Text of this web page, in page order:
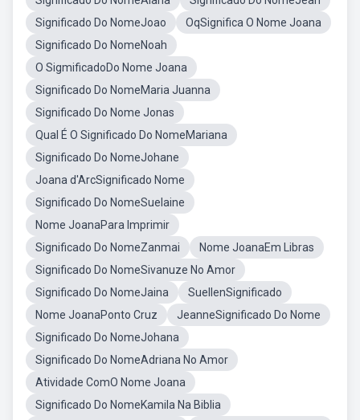
Significado Do NomeJoao
OqSignifica O Nome Joana
Significado Do NomeNoah
O SigmificadoDo Nome Joana
Significado Do NomeMaria Juanna
Significado Do Nome Jonas
Qual É O Significado Do NomeMariana
Significado Do NomeJohane
Joana d'ArcSignificado Nome
Significado Do NomeSuelaine
Nome JoanaPara Imprimir
Significado Do NomeZanmai
Nome JoanaEm Libras
Significado Do NomeSivanuze No Amor
Significado Do NomeJaina
SuellenSignificado
Nome JoanaPonto Cruz
JeanneSignificado Do Nome
Significado Do NomeJohana
Significado Do NomeAdriana No Amor
Atividade ComO Nome Joana
Significado Do NomeKamila Na Biblia